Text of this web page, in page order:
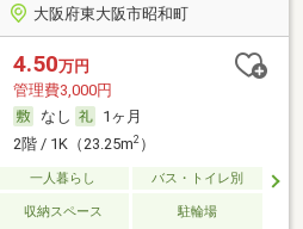
大阪府東大阪市昭和町
4.50万円
管理費3,000円
なし
1ヶ月
2階 / 1K（23.25m2）
一人暮らし
バス・トイレ別
収納スペース 駐輪場